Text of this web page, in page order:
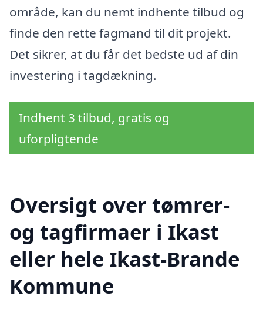
område, kan du nemt indhente tilbud og
finde den rette fagmand til dit projekt.
Det sikrer, at du får det bedste ud af din
investering i tagdækning.
Indhent 3 tilbud, gratis og
uforpligtende
Oversigt over tømrer-
og tagfirmaer i Ikast
eller hele Ikast-Brande
Kommune